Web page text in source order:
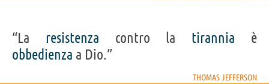
“La resistenza contro la tirannia è
obbedienza a Dio.”
THOMAS JEFFERSON